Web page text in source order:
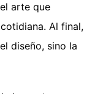
arte que
Al final,
diseño, sino la